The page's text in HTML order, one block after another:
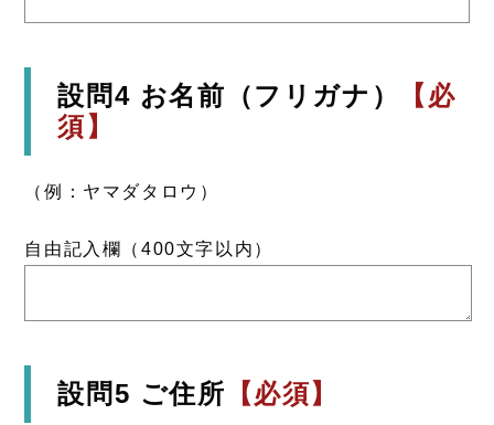
設問4 お名前（フリガナ）
【必
須】
（例：ヤマダタロウ）
自由記入欄（400文字以内）
設問5 ご住所 【必須】